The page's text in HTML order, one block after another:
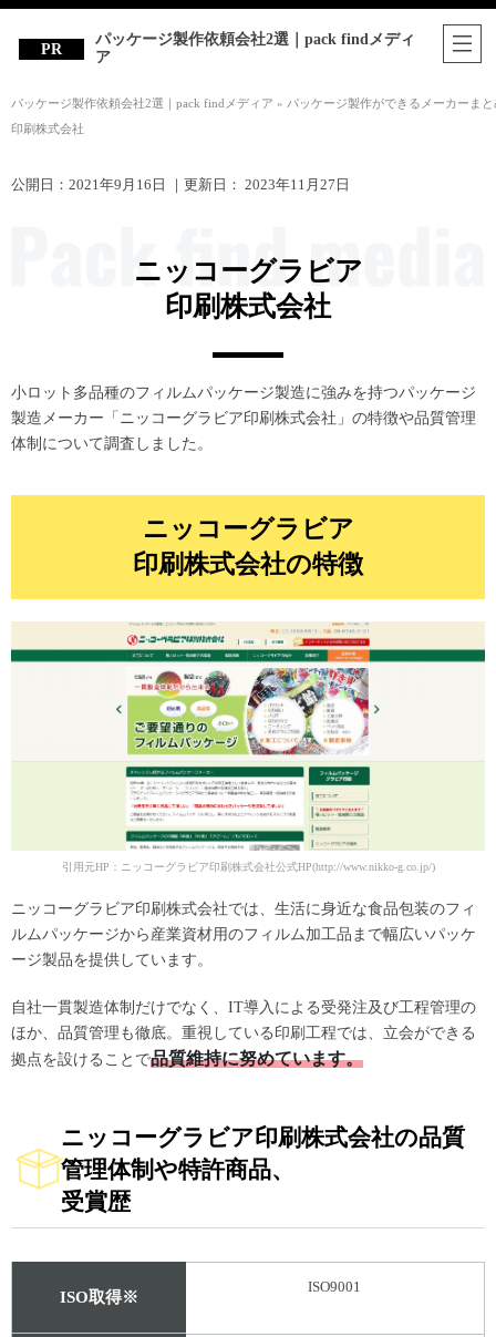
パッケージ製作依頼会社2選｜pack findメディ
ア
パッケージ製作依頼会社2選｜pack findメディア » パッケージ製作ができるメーカーまと
印刷株式会社
公開日： 2021年9月16日 ｜更新日： 2023年11月27日
ニッコーグラビア
印刷株式会社
小ロット多品種のフィルムパッケージ製造に強みを持つパッケージ
製造メーカー「ニッコーグラビア印刷株式会社」の特徴や品質管理
体制について調査しました。
ニッコーグラビア
印刷株式会社の特徴
引用元HP：ニッコーグラビア印刷株式会社公式HP(http://www.nikko-g.co.jp/)
ニッコーグラビア印刷株式会社では、生活に身近な食品包装のフィ
ルムパッケージから産業資材用のフィルム加工品まで幅広いパッケ
ージ製品を提供しています。
自社一貫製造体制だけでなく、IT導入による受発注及び工程管理の
ほか、品質管理も徹底。重視している印刷工程では、立会ができる
拠点を設けることで品質維持に努めています。
ニッコーグラビア印刷株式会社の品質
管理体制や特許商品、
受賞歴
ISO取得※
ISO9001